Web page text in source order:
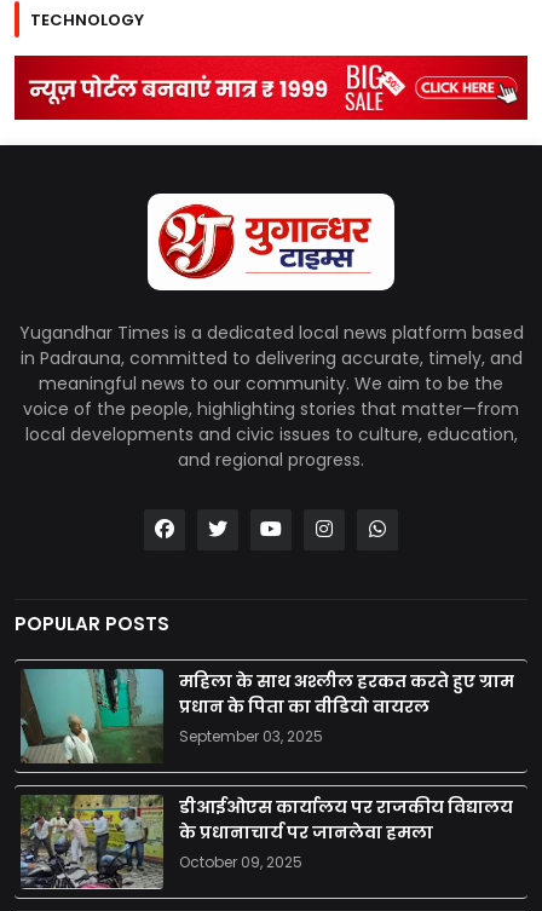
TECHNOLOGY
Yugandhar Times is a dedicated local news platform based
in Padrauna, committed to delivering accurate, timely, and
meaningful news to our community. We aim to be the
voice of the people, highlighting stories that matter—from
local developments and civic issues to culture, education,
and regional progress.
POPULAR POSTS
महिला के साथ अश्लील हरकत करते हुए ग्राम
प्रधान के पिता का वीडियो वायरल
September 03, 2025
डीआईओएस कार्यालय पर राजकीय विद्यालय
के प्रधानाचार्य पर जानलेवा हमला
October 09, 2025